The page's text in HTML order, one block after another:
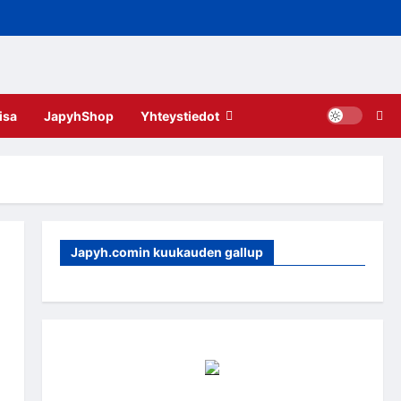
JapyhShop Yhteystiedot
Japyh.comin kuukauden gallup